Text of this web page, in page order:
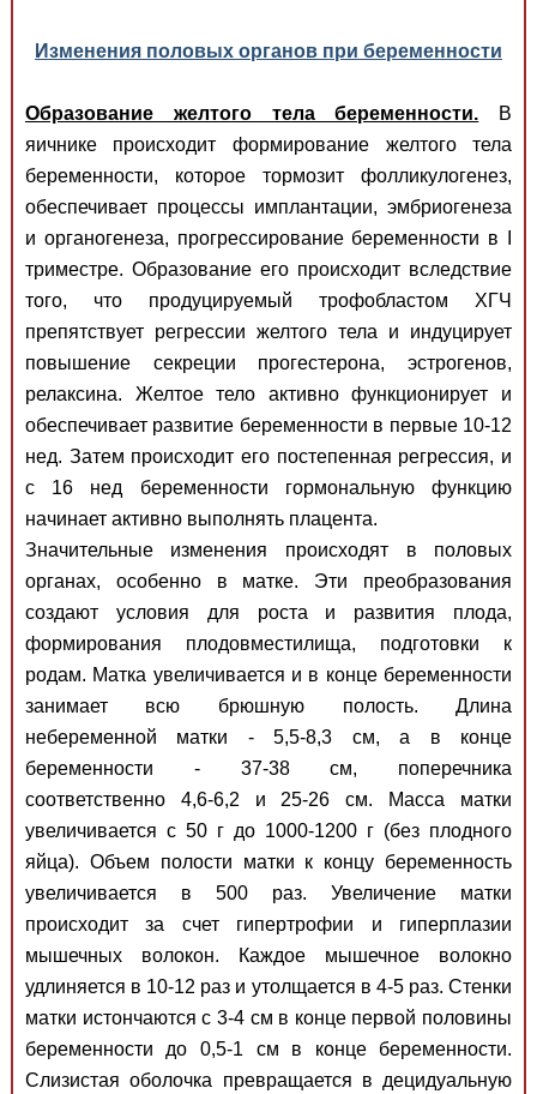
Изменения половых органов при беременности
Образование желтого тела беременности. В
яичнике происходит формирование желтого тела
беременности, которое тормозит фолликулогенез,
обеспечивает процессы имплантации, эмбриогенеза
и органогенеза, прогрессирование беременности в I
триместре. Образование его происходит вследствие
того, что продуцируемый трофобластом ХГЧ
препятствует регрессии желтого тела и индуцирует
повышение секреции прогестерона, эстрогенов,
релаксина. Желтое тело активно функционирует и
обеспечивает развитие беременности в первые 10-12
нед. Затем происходит его постепенная регрессия, и
с 16 нед беременности гормональную функцию
начинает активно выполнять плацента.
Значительные изменения происходят в половых
органах, особенно в матке. Эти преобразования
создают условия для роста и развития плода,
формирования плодовместилища, подготовки к
родам. Матка увеличивается и в конце беременности
занимает всю брюшную полость. Длина
небеременной матки - 5,5-8,3 см, а в конце
беременности - 37-38 см, поперечника
соответственно 4,6-6,2 и 25-26 см. Масса матки
увеличивается с 50 г до 1000-1200 г (без плодного
яйца). Объем полости матки к концу беременность
увеличивается в 500 раз. Увеличение матки
происходит за счет гипертрофии и гиперплазии
мышечных волокон. Каждое мышечное волокно
удлиняется в 10-12 раз и утолщается в 4-5 раз. Стенки
матки истончаются с 3-4 см в конце первой половины
беременности до 0,5-1 см в конце беременности.
Слизистая оболочка превращается в децидуальную